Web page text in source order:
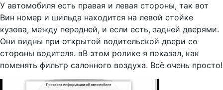
У автомобиля есть правая и левая стороны, так вот
Вин номер и шильда находится на левой стойке
кузова, между передней, и если есть, задней дверями.
Они видны при открытой водительской двери со
стороны водителя. вВ этом ролике я показал, как
поменять фильтр салонного воздуха. Всё очень просто!